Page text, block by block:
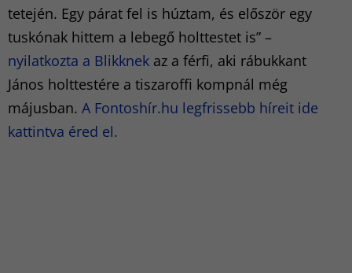
tetején. Egy párat fel is húztam, és először egy
tuskónak hittem a lebegő holttestet is” –
nyilatkozta a Blikknek az a férfi, aki rábukkant
János holttestére a tiszaroffi kompnál még
májusban. A Fontoshír.hu legfrissebb híreit ide
kattintva éred el.